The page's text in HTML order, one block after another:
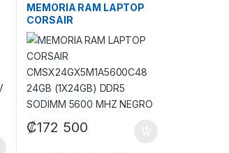
MEMORIA RAM LAPTOP
CORSAIR
CMSX24GX5M1A5600C4
8 24GB (1X24GB) DDR5
SODIMM 5600 MHZ
NEGRO
₡172 500